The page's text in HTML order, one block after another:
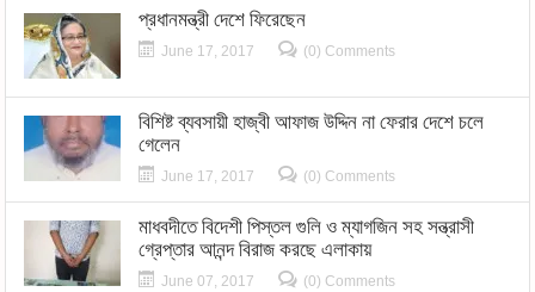
প্রধানমন্ত্রী দেশে ফিরেছেন
June 17, 2017 (0) Comments
বিশিষ্ট ব্যবসায়ী হাজ্বী আফাজ উদ্দিন না ফেরার দেশে চলে
গেলেন
June 17, 2017 (0) Comments
মাধবদীতে বিদেশী পিস্তল গুলি ও ম্যাগজিন সহ সন্ত্রাসী
গ্রেপ্তার আনন্দ বিরাজ করছে এলাকায়
June 07, 2017 (0) Comments